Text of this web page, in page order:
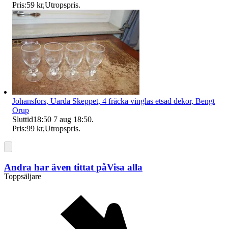
Toppsäljare
Pris:59 kr,Utropspris.
Johansfors, Uarda Skeppet, 4 fräcka vinglas etsad dekor, Bengt
Orup
Sluttid18:50 7 aug 18:50.
Pris:99 kr,Utropspris.
Andra har även tittat påVisa alla